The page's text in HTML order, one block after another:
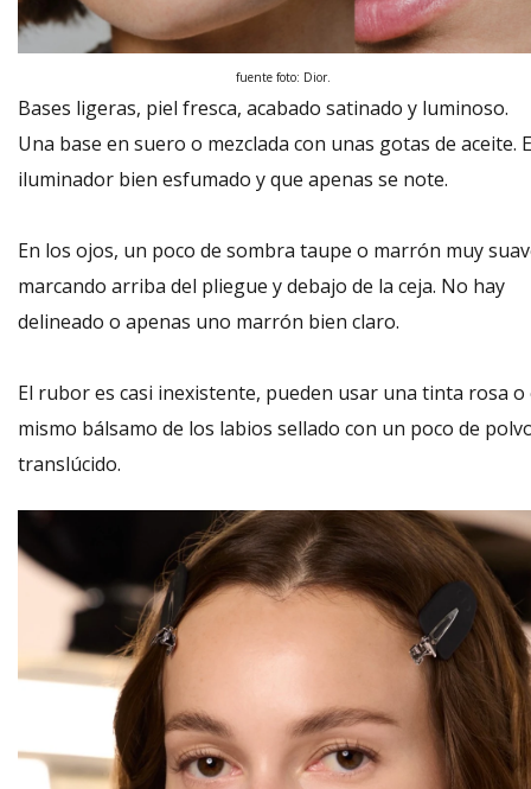
fuente foto: Dior.
Bases ligeras, piel fresca, acabado satinado y luminoso.
Una base en suero o mezclada con unas gotas de aceite.
iluminador bien esfumado y que apenas se note.
En los ojos, un poco de sombra taupe o marrón muy
marcando arriba del pliegue y debajo de la ceja. No hay
delineado o apenas uno marrón bien claro.
El rubor es casi inexistente, pueden usar una tinta rosa o
mismo bálsamo de los labios sellado con un poco de
translúcido.